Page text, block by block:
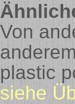
Von
plastic
siehe